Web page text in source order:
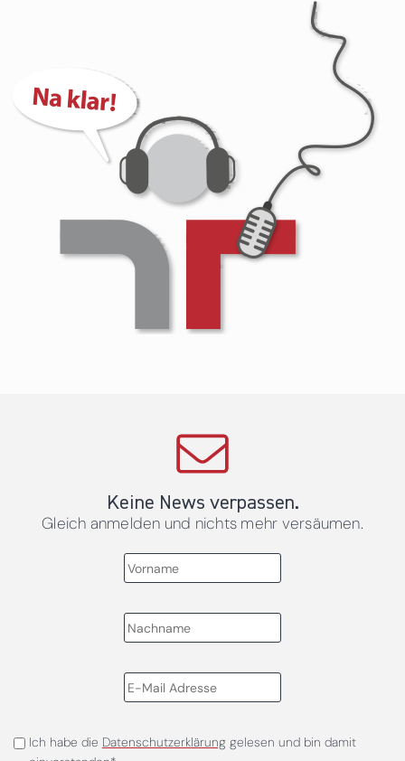
Keine News verpassen.
Gleich anmelden und nichts mehr versäumen.
Ich habe die Datenschutzerklärunggelesen und bin damit